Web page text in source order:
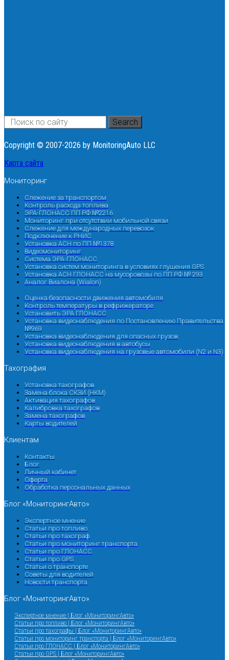
Search
Copyright © 2007-2026 by MonitoringAuto LLC
Карта сайта
Мониторинг
Слежение за транспортом
Контроль расхода топлива
ЭРА-ГЛОНАСС ПП РФ №2216
Мониторинг при отсутствии мобильной связи
Слежение для международных перевозок
Подключение к РНИС
Установка АСН по ПП №1378
Видеомониторинг
Система ЭРА-ГЛОНАСС
Установка систем мониторинга в условиях глушения GPS
Установка АСН ГЛОНАСС на мусоровозы по ПП РФ № 293
Аналог Виалона (Wialon)
Оценка безопасности движения автомобиля
Контроль температуры в рефрижераторе
Установить ЭРА ГЛОНАСС
Установка видеонаблюдения по Постановлению Правительства
№969
Установка видеонаблюдения для опасных грузов
Установка видеонаблюдения в автобусы
Установка видеонаблюдения на грузовые автомобили (N2 и N3)
Тахография
Установка тахографов
Замена блока СКЗИ (НКМ)
Активация тахографов
Калибровка тахографов
Замена тахографов
Карты водителей
Клиентам
Контакты
Блог
Личный кабинет
Оферта
Обработка персональных данных
Блог «МониторингАвто»
Экспертное мнение
Статьи про топливо
Статьи про тахограф
Статьи про мониторинг транспорта
Статьи про ГЛОНАСС
Статьи про GPS
Статьи о транспорте
Советы для водителей
Новости транспорта
Блог «МониторингАвто»
Экспертное мнение | Блог «МониторингАвто»
Статьи про топливо | Блог «МониторингАвто»
Статьи про тахографы | Блог «МониторингАвто»
Статьи про мониторинг транспорта | Блог «МониторингАвто»
Статьи про ГЛОНАСС | Блог «МониторингАвто»
Статьи про GPS | Блог «МониторингАвто»